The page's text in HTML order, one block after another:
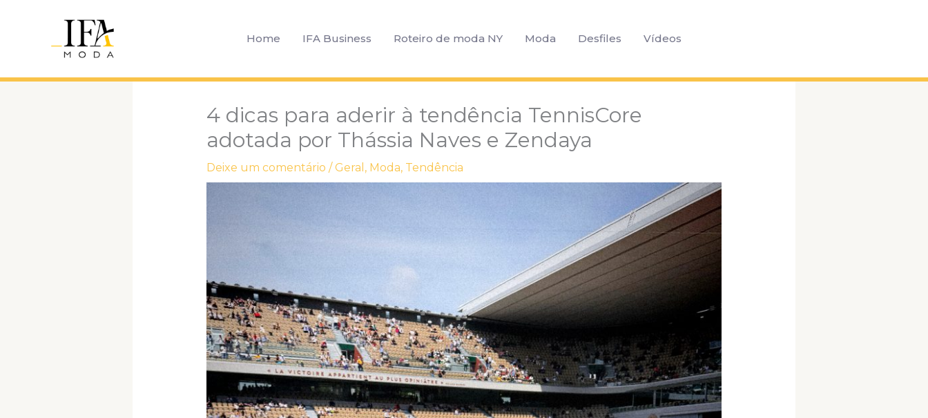
Home IFA Business Roteiro de moda NY Moda Desfiles Vídeos
4 dicas para aderir à tendência TennisCore
adotada por Thássia Naves e Zendaya
Deixe um comentário / Geral , Moda, Tendência